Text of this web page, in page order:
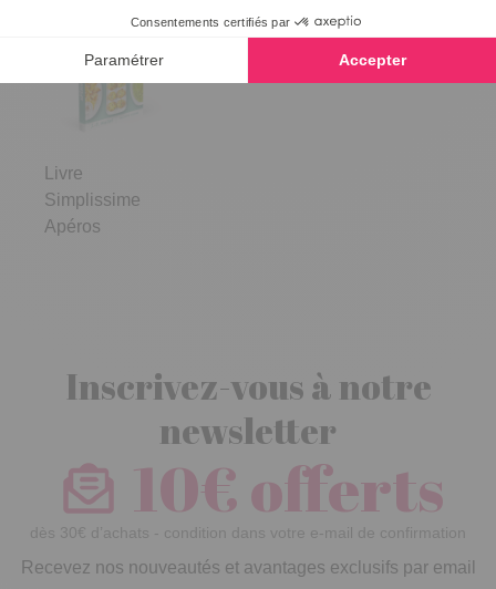
Livre
Simplissime
Apéros
Inscrivez-vous à notre
newsletter
10€ offerts
dès 30€ d’achats - condition dans votre e-mail de confirmation
Recevez nos nouveautés et avantages exclusifs par email